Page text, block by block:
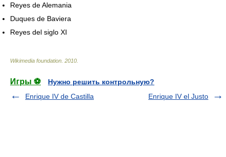
Reyes de Alemania
Duques de Baviera
Reyes del siglo XI
Wikimedia foundation 2010
Игры ⚽
Нужно решить контрольную?
Enrique IV de Castilla
Enrique IV el Justo